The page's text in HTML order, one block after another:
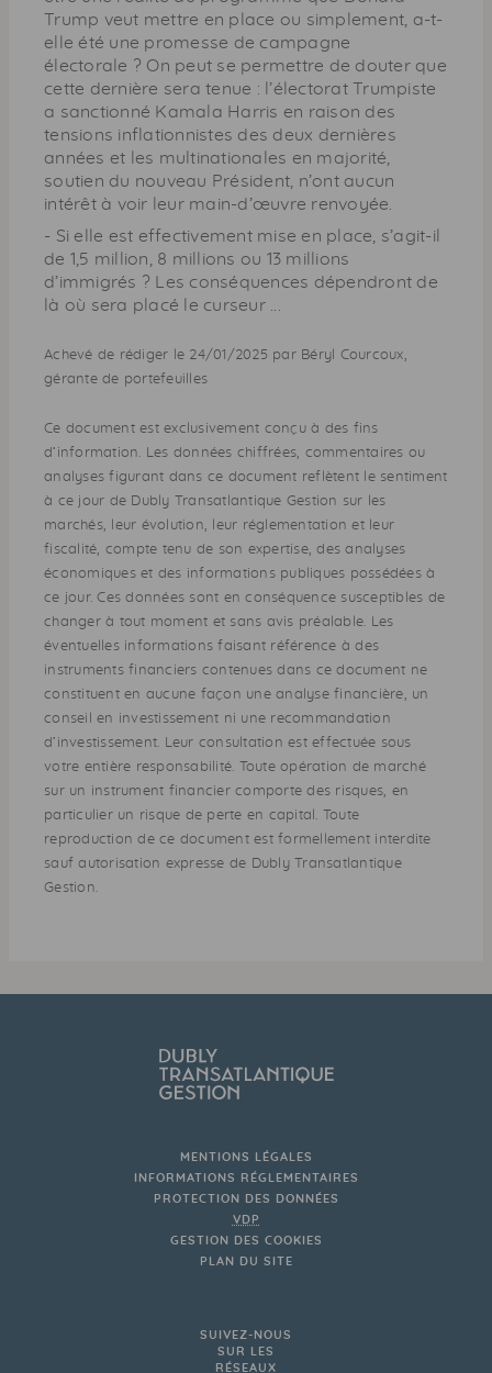
Trump veut mettre en place ou simplement, a-t-
elle été une promesse de campagne
électorale ? On peut se permettre de douter que
cette dernière sera tenue : l’électorat Trumpiste
a sanctionné Kamala Harris en raison des
tensions inflationnistes des deux dernières
années et les multinationales en majorité,
soutien du nouveau Président, n’ont aucun
intérêt à voir leur main-d’œuvre renvoyée.
- Si elle est effectivement mise en place, s’agit-il
de 1,5 million, 8 millions ou 13 millions
d’immigrés ? Les conséquences dépendront de
là où sera placé le curseur ...
Achevé de rédiger le 24/01/2025 par Béryl Courcoux,
gérante de portefeuilles
Ce document est exclusivement conçu à des fins
d’information. Les données chiffrées, commentaires ou
analyses figurant dans ce document reflètent le sentiment
à ce jour de Dubly Transatlantique Gestion sur les
marchés, leur évolution, leur réglementation et leur
fiscalité, compte tenu de son expertise, des analyses
économiques et des informations publiques possédées à
ce jour. Ces données sont en conséquence susceptibles de
changer à tout moment et sans avis préalable. Les
éventuelles informations faisant référence à des
instruments financiers contenues dans ce document ne
constituent en aucune façon une analyse financière, un
conseil en investissement ni une recommandation
d’investissement. Leur consultation est effectuée sous
votre entière responsabilité. Toute opération de marché
sur un instrument financier comporte des risques, en
particulier un risque de perte en capital. Toute
reproduction de ce document est formellement interdite
sauf autorisation expresse de Dubly Transatlantique
Gestion.
MENTIONS LÉGALES
INFORMATIONS RÉGLEMENTAIRES
PROTECTION DES DONNÉES
VDP
GESTION DES COOKIES
PLAN DU SITE
SUIVEZ-NOUS
SUR LES
RÉSEAUX